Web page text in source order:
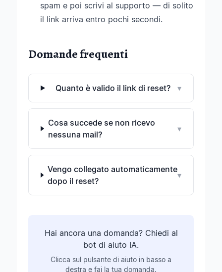
spam e poi scrivi al supporto — di solito
il link arriva entro pochi secondi.
Domande frequenti
Quanto è valido il link di reset? ▾
Cosa succede se non ricevo
nessuna mail?
▾
Vengo collegato automaticamente
dopo il reset?
▾
Hai ancora una domanda? Chiedi al
bot di aiuto IA.
Clicca sul pulsante di aiuto in basso a
destra e fai la tua domanda.